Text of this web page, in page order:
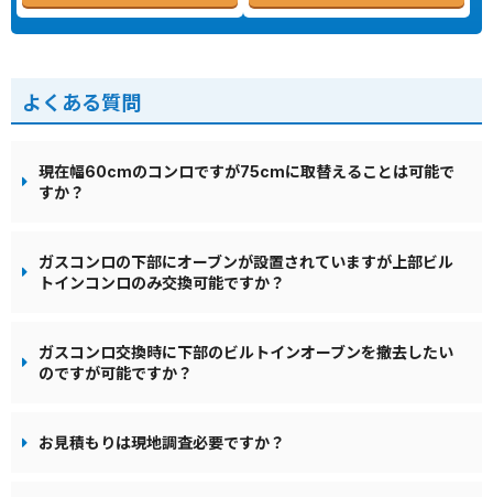
よくある質問
現在幅60cmのコンロですが75cmに取替えることは可能で
すか？
ガスコンロの下部にオーブンが設置されていますが上部ビル
トインコンロのみ交換可能ですか？
ガスコンロ交換時に下部のビルトインオーブンを撤去したい
のですが可能ですか？
お見積もりは現地調査必要ですか？